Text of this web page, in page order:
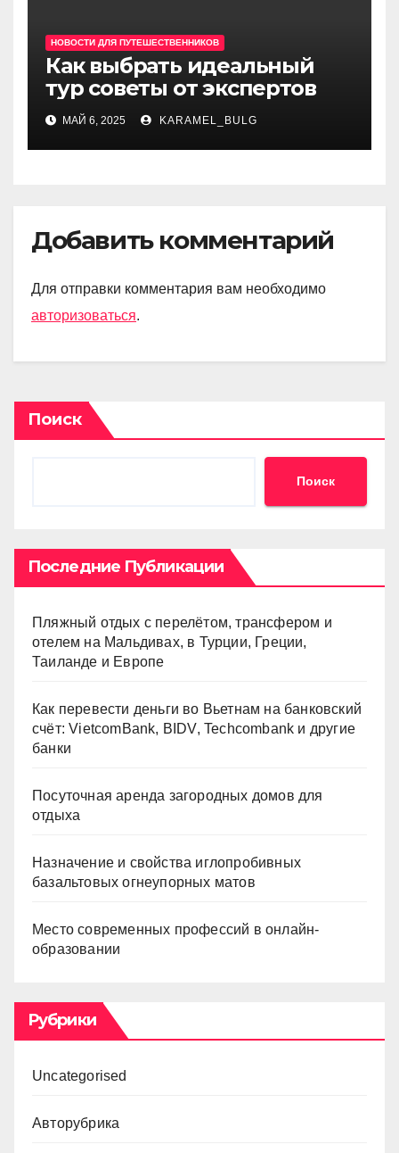
НОВОСТИ ДЛЯ ПУТЕШЕСТВЕННИКОВ
Как выбрать идеальный
тур советы от экспертов
МАЙ 6, 2025 KARAMEL_BULG
Добавить комментарий
Для отправки комментария вам необходимо
авторизоваться.
Поиск
Поиск
Последние Публикации
Пляжный отдых с перелётом, трансфером и
отелем на Мальдивах, в Турции, Греции,
Таиланде и Европе
Как перевести деньги во Вьетнам на банковский
счёт: VietcomBank, BIDV, Techcombank и другие
банки
Посуточная аренда загородных домов для
отдыха
Назначение и свойства иглопробивных
базальтовых огнеупорных матов
Место современных профессий в онлайн-
образовании
Рубрики
Uncategorised
Авторубрика